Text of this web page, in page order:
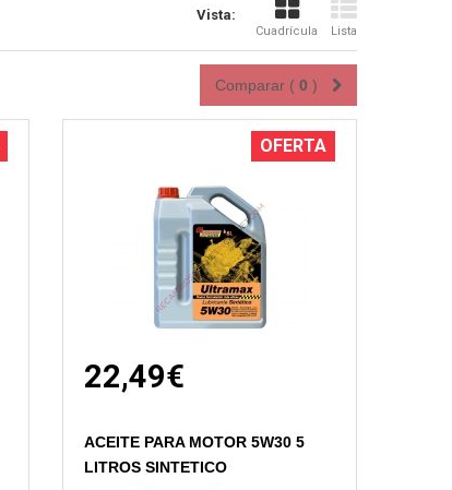
Vista:
Cuadrícula Lista
Comparar ( 0 )
OFERTA
22,49€
ACEITE PARA MOTOR 5W30 5
LITROS SINTETICO